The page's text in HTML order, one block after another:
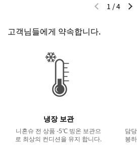
이전 슬라이드
1 /4
고객님들에게 약속합니다.
냉장 보관
니혼슈 전 상품 -5℃ 빙온 보관으
로 최상의 컨디션을 유지 합니다.
담
봉